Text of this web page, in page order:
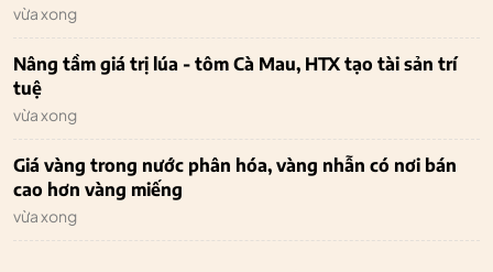
vừa xong
Nâng tầm giá trị lúa - tôm Cà Mau, HTX tạo tài sản trí
tuệ
vừa xong
Giá vàng trong nước phân hóa, vàng nhẫn có nơi bán
cao hơn vàng miếng
vừa xong